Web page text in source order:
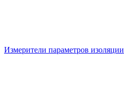
Измерители параметров изоляции